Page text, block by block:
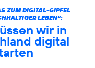
ZUM DIGITAL-GIPFEL
LEBEN“:
wir in
digital